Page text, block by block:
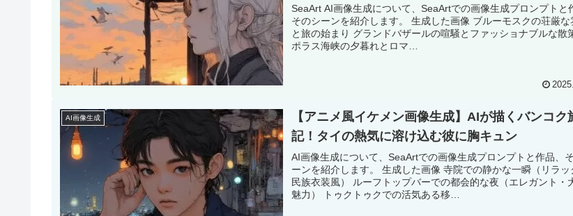
SeaArt AI画像生成について、SeaArtでの画像生成プロンプトと
そのシーンを紹介します。 生成した画像 ブルーモスクの荘厳な
と旅の始まり グランドバザールの喧騒とファッショナブルな散
ポラス海峡の夕暮れとロマ…
AI画像生成
【アニメ風イケメン画像生成】AIが描くバンコク
記！タイの熱気に溶け込む彼に胸キュン
AI画像生成について、SeaArtでの画像生成プロンプトと作品、
ーンを紹介します。 生成した画像 寺院での静かな一瞬（リラッ
民族衣装風） ルーフトップバーでの都会的な夜（エレガント・
魅力） トゥクトゥクでの活気ある移…